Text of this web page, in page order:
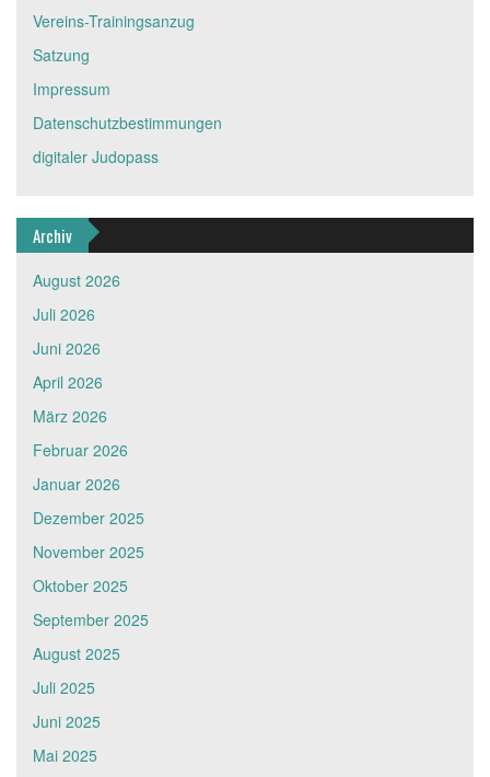
Vereins-Trainingsanzug
Satzung
Impressum
Datenschutzbestimmungen
digitaler Judopass
Archiv
August 2026
Juli 2026
Juni 2026
April 2026
März 2026
Februar 2026
Januar 2026
Dezember 2025
November 2025
Oktober 2025
September 2025
August 2025
Juli 2025
Juni 2025
Mai 2025